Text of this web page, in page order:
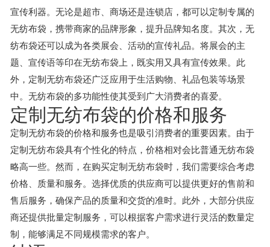
宣传利器。无论是超市、商场还是连锁店，都可以定制专属的
无纺布袋，携带商家的品牌形象，提升品牌知名度。其次，无
纺布袋还可以成为各类展会、活动的宣传礼品。将展会的主
题、宣传语等印在无纺布袋上，既实用又具有宣传效果。此
外，定制无纺布袋还广泛应用于生活购物、礼品包装等场景
中。无纺布袋的多功能性使其受到广大消费者的喜爱。
定制无纺布袋的价格和服务
定制无纺布袋的价格和服务也是吸引消费者的重要因素。由于
定制无纺布袋具有个性化的特点，价格相对会比普通无纺布袋
略高一些。然而，在购买定制无纺布袋时，我们需要综合考虑
价格、质量和服务。选择优质的供应商可以提供更好的售前和
售后服务，确保产品的质量和交货的准时。此外，大部分供应
商还提供批量定制服务，可以根据客户需求进行灵活的数量定
制，能够满足不同规模需求的客户。